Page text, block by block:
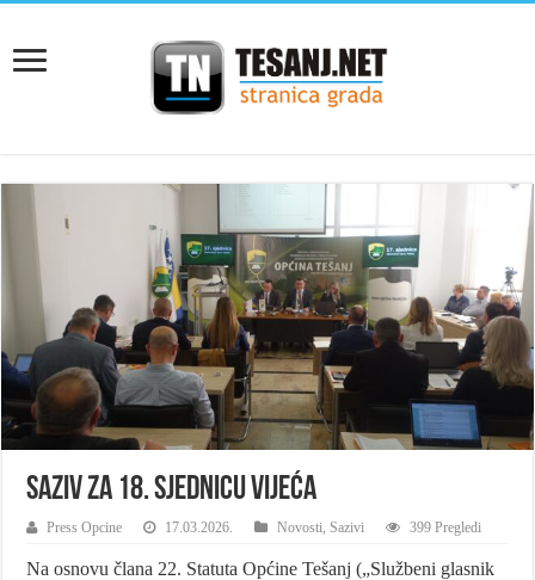
Saziv za 18. sjednicu Vijeća
Press Opcine 17.03.2026. Novosti Sazivi 399 Pregledi
Na osnovu člana 22. Statuta Općine Tešanj („Službeni glasnik